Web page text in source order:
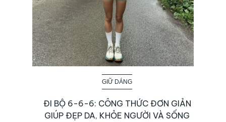
GIỮ DÁNG
ĐI BỘ 6-6-6: CÔNG THỨC ĐƠN GIẢN
GIÚP ĐẸP DA, KHỎE NGƯỜI VÀ SỐNG